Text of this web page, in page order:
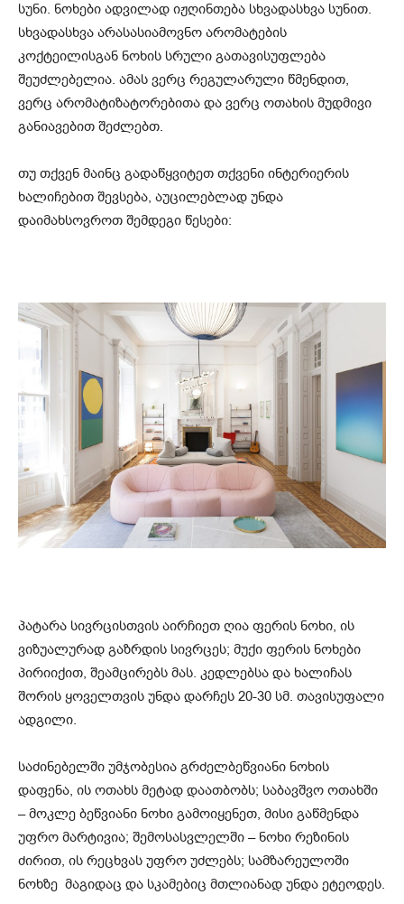
სუნი. ნოხები ადვილად იჟღინთება სხვადასხვა სუნით.
სხვადასხვა არასასიამოვნო არომატების
კოქტეილისგან ნოხის სრული გათავისუფლება
შეუძლებელია. ამას ვერც რეგულარული წმენდით,
ვერც არომატიზატორებითა და ვერც ოთახის მუდმივი
განიავებით შეძლებთ.
თუ თქვენ მაინც გადაწყვიტეთ თქვენი ინტერიერის
ხალიჩებით შევსება, აუცილებლად უნდა
დაიმახსოვროთ შემდეგი წესები:
პატარა სივრცისთვის აირჩიეთ ღია ფერის ნოხი, ის
ვიზუალურად გაზრდის სივრცეს; მუქი ფერის ნოხები
პირიიქით, შეამცირებს მას. კედლებსა და ხალიჩას
შორის ყოველთვის უნდა დარჩეს 20-30 სმ. თავისუფალი
ადგილი.
საძინებელში უმჯობესია გრძელბეწვიანი ნოხის
დაფენა, ის ოთახს მეტად დაათბობს; საბავშვო ოთახში
– მოკლე ბეწვიანი ნოხი გამოიყენეთ, მისი გაწმენდა
უფრო მარტივია; შემოსასვლელში – ნოხი რეზინის
ძირით, ის რეცხვას უფრო უძლებს; სამზარეულოში
ნოხზე მაგიდაც და სკამებიც მთლიანად უნდა ეტეოდეს.